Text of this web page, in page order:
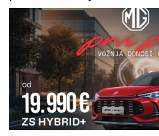
05. 08. 2026 15:45
Сазнања „Политике”: Ко је
Митрополиту Методију у